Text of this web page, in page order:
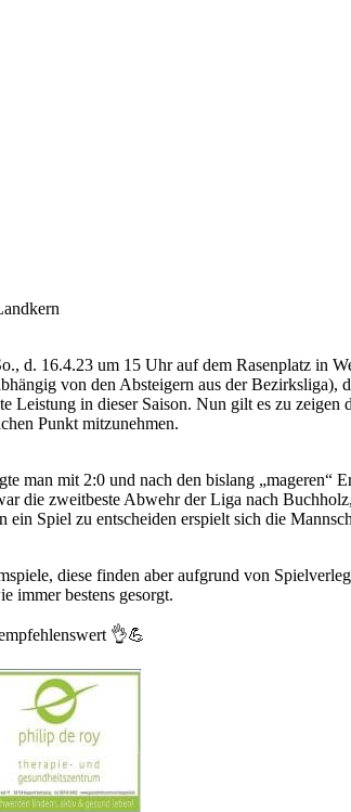
d. 16.4.23 um 15 Uhr auf dem Rasenplatz in
von den Absteigern aus der Bezirksliga),
in dieser Saison. Nun gilt es zu
Punkt mitzunehmen.
mit 2:0 und nach den bislang „mageren“
die zweitbeste Abwehr der Liga nach
Spiel zu entscheiden erspielt sich die
diese finden aber aufgrund von
immer bestens gesorgt.
👌💪